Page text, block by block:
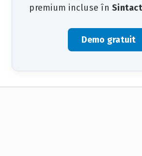
premium incluse în
Demo gratuit